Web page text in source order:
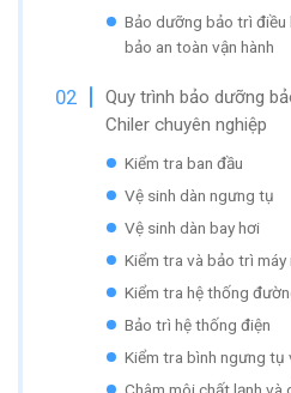
Bảo dưỡng bảo trì điều
bảo an toàn vận hành
Quy trình bảo dưỡng
Chiler chuyên nghiệp
Kiểm tra ban đầu
Vệ sinh dàn ngưng tụ
Vệ sinh dàn bay hơi
Kiểm tra và bảo trì máy
Kiểm tra hệ thống
Bảo trì hệ thống điện
Kiểm tra bình ngưng tụ